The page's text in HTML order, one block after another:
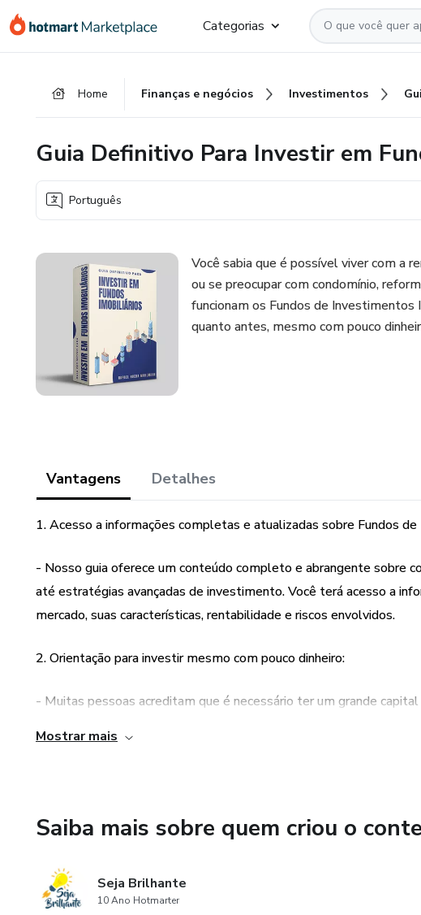
para
para
para
Categorias
Home Finanças e negócios Investimentos
Guia Definitivo Para Investir em
Português
Você sabia que é possível viver com a
ou se preocupar com condomínio,
funcionam os Fundos de Investimentos
quanto antes, mesmo com pouco
Vantagens Detalhes
1. Acesso a informações completas e atualizadas sobre Fundos
- Nosso guia oferece um conteúdo completo e abrangente sobre
até estratégias avançadas de investimento. Você terá acesso a
mercado, suas características, rentabilidade e riscos envolvidos.
2. Orientação para investir mesmo com pouco dinheiro:
- Muitas pessoas acreditam que é necessário ter um grande
3. Eliminação de preocupações com administração e manutenção de
manutenção dos imóveis. Os gestores profissionais cuidam de
desde a locação até a manutenção, permitindo que você desfrute
Mostrar mais
Saiba mais sobre quem criou o
Seja Brilhante
10 Ano Hotmarter